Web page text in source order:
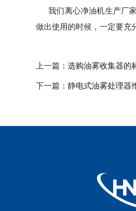
我们离心净油机生产厂家
做出使用的时候，一定要充
上一篇： 选购油雾收集器的
下一篇： 静电式油雾处理器